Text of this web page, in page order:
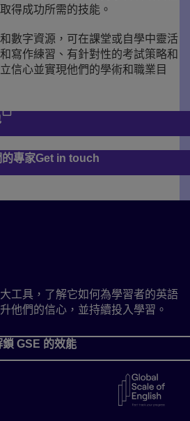
得成功所需的技能。
數字資源，可在課堂或自學中靈活
寫作練習、有針對性的考試策略和
信心並實現他們的學術和職業目
的專家Get in touch
工具，了解它如何為學習者的英語
他們的信心，並持續投入學習。
鎖 GSE 的效能